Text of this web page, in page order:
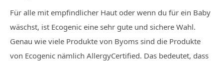
Für alle mit empfindlicher Haut oder wenn du für ein Baby
wäschst, ist Ecogenic eine sehr gute und sichere Wahl.
Genau wie viele Produkte von Byoms sind die Produkte
von Ecogenic nämlich AllergyCertified. Das bedeutet, dass